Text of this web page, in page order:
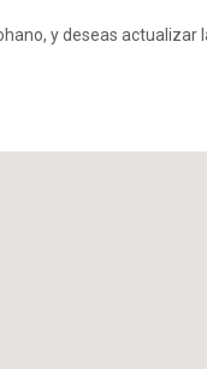
y deseas actualizar